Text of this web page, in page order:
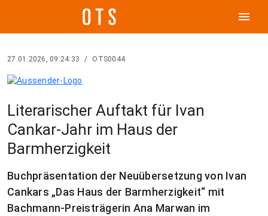
menu
27.01.2026, 09:24:33 / OTS0044
Literarischer Auftakt für Ivan
Cankar-Jahr im Haus der
Barmherzigkeit
Buchpräsentation der Neuübersetzung von Ivan
Cankars „Das Haus der Barmherzigkeit“ mit
Bachmann-Preisträgerin Ana Marwan im